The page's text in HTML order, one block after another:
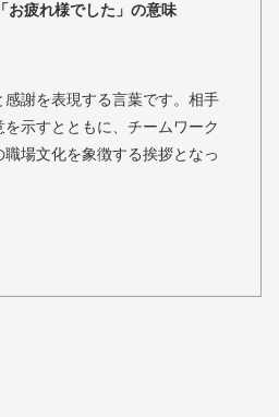
お疲れ様でした」の意味
謝を表現する言葉です。相手
示すとともに、チームワーク
場文化を象徴する挨拶となっ